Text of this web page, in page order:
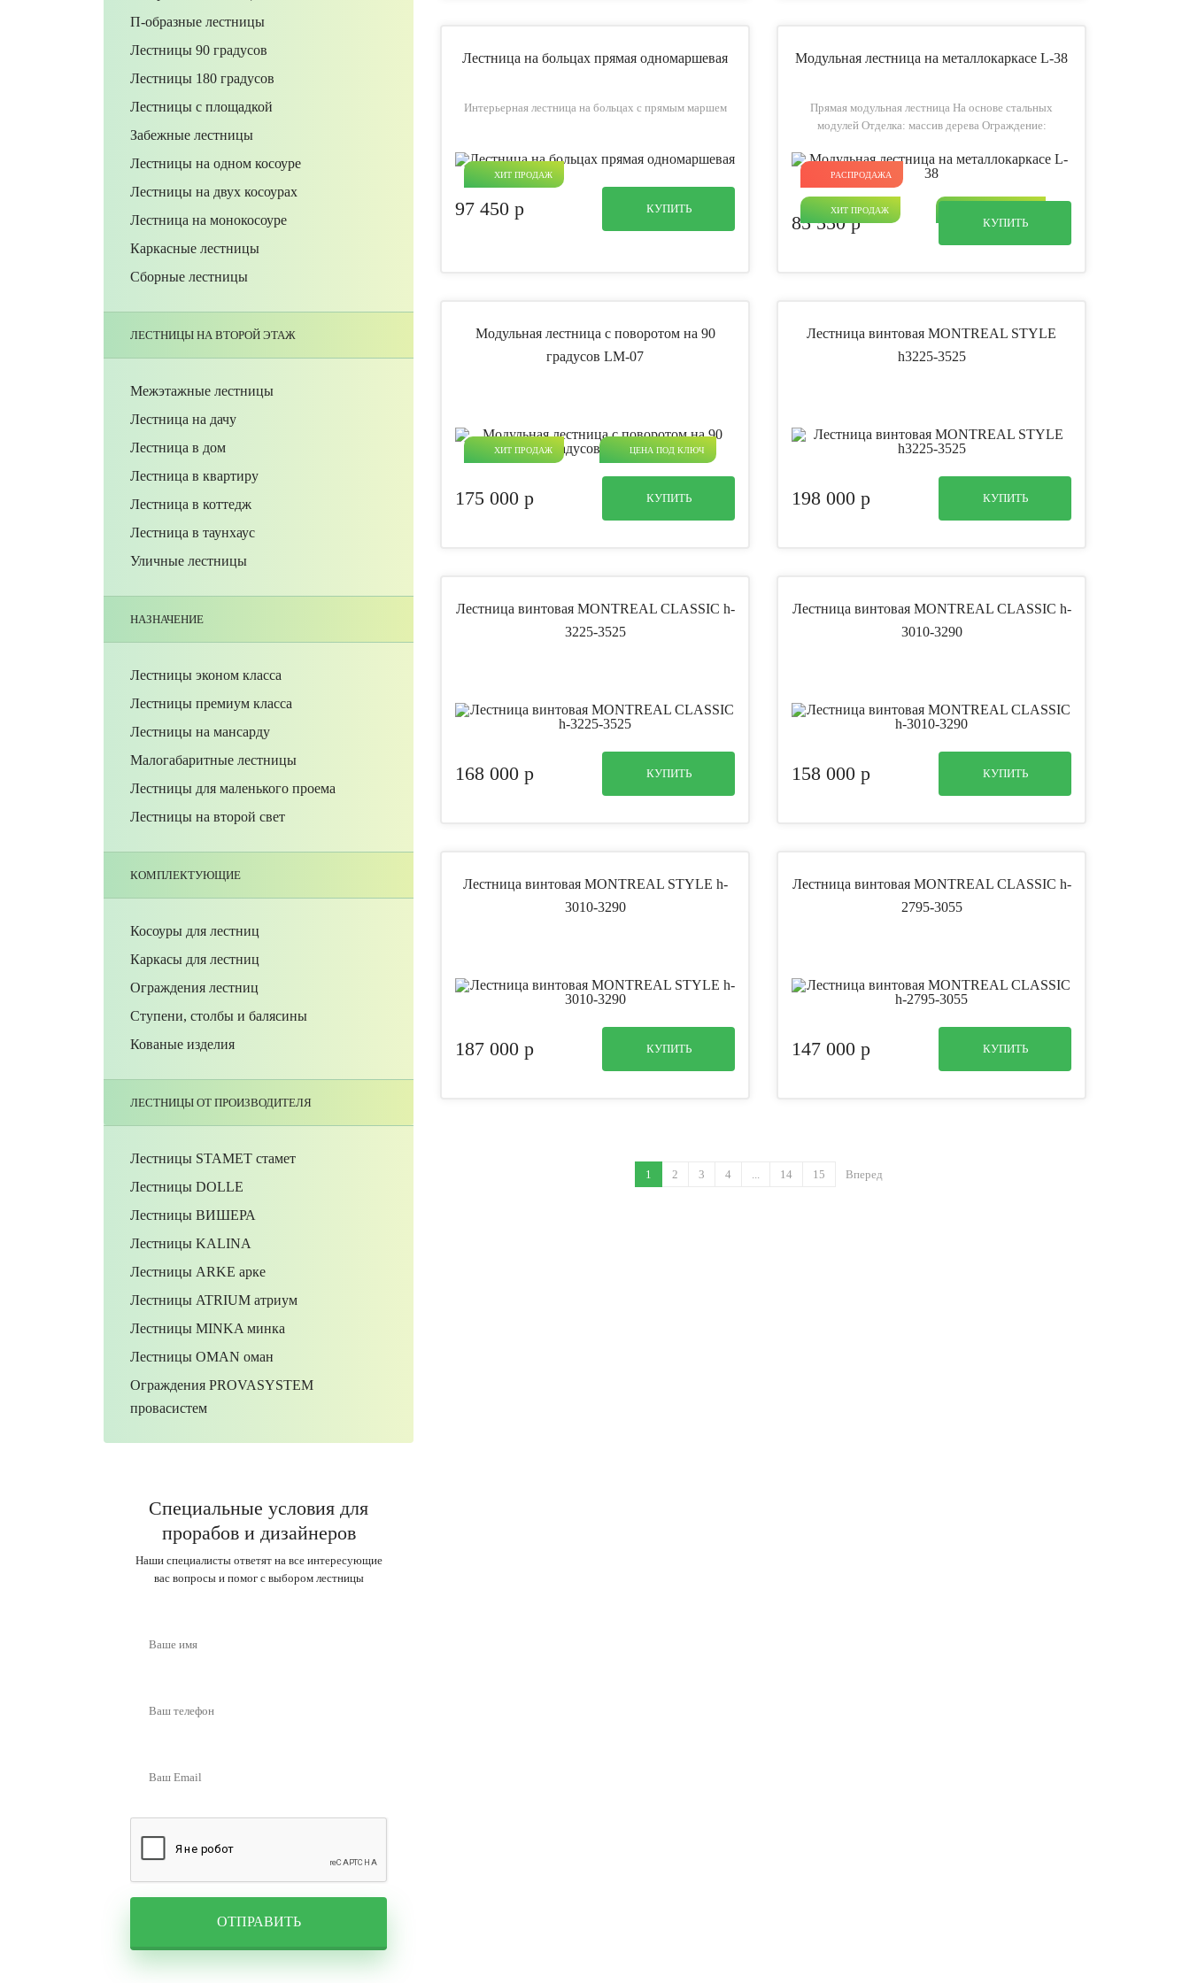
Лестница на больцах прямая одномаршевая
Интерьерная лестница на больцах с прямым маршем
ХИТ ПРОДАЖ
97 450 p КУПИТЬ
Модульная лестница на металлокаркасе L-38
Прямая модульная лестница На основе стальных
модулей Отделка: массив дерева Ограждение:
РАСПРОДАЖА
ХИТ ПРОДАЖ
85 550p КУПИТЬ
Модульная лестница с поворотом на 90
градусов LM-07
ХИТ ПРОДАЖ ЦЕНА ПОД КЛЮЧ
175 000 p КУПИТЬ
Лестница винтовая MONTREAL STYLE
h3225-3525
198 000 p КУПИТЬ
Лестница винтовая MONTREAL CLASSIC h-
3225-3525
168 000 p КУПИТЬ
Лестница винтовая MONTREAL CLASSIC h-
3010-3290
158 000 p КУПИТЬ
Лестница винтовая MONTREAL STYLE h-
3010-3290
187 000 p КУПИТЬ
Лестница винтовая MONTREAL CLASSIC h-
2795-3055
147 000 p КУПИТЬ
1 2 3 4 ... 14 15 Вперед
П-образные лестницы
Лестницы 90 градусов
Лестницы 180 градусов
Лестницы с площадкой
Забежные лестницы
Лестницы на одном косоуре
Лестницы на двух косоурах
Лестница на монокосоуре
Каркасные лестницы
Сборные лестницы
ЛЕСТНИЦЫ НА ВТОРОЙ ЭТАЖ
Межэтажные лестницы
Лестница на дачу
Лестница в дом
Лестница в квартиру
Лестница в коттедж
Лестница в таунхаус
Уличные лестницы
НАЗНАЧЕНИЕ
Лестницы эконом класса
Лестницы премиум класса
Лестницы на мансарду
Малогабаритные лестницы
Лестницы для маленького проема
Лестницы на второй свет
КОМПЛЕКТУЮЩИЕ
Косоуры для лестниц
Каркасы для лестниц
Ограждения лестниц
Ступени, столбы и балясины
Кованые изделия
ЛЕСТНИЦЫ ОТ ПРОИЗВОДИТЕЛЯ
Лестницы STAMET стамет
Лестницы DOLLE
Лестницы ВИШЕРА
Лестницы KALINA
Лестницы ARKE арке
Лестницы ATRIUM атриум
Лестницы MINKA минка
Лестницы OMAN оман
Ограждения PROVASYSTEM
провасистем
Специальные условия для
прорабов и дизайнеров
Наши специалисты ответят на все интересующие
вас вопросы и помог с выбором лестницы
ОТПРАВИТЬ